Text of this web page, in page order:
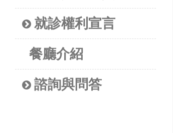
就診權利宣言
餐廳介紹
諮詢與問答